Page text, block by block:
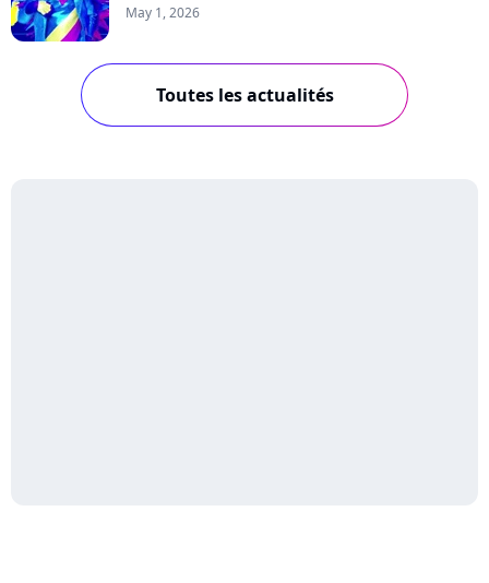
May 1, 2026
Toutes les actualités